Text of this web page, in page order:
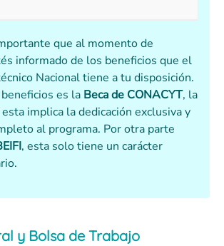
que al momento de
informado de los beneficios que el
Nacional tiene a tu disposición.
es la Beca de CONACYT, la
implica la dedicación exclusiva y
al programa. Por otra parte
, esta solo tiene un carácter
y Bolsa de Trabajo